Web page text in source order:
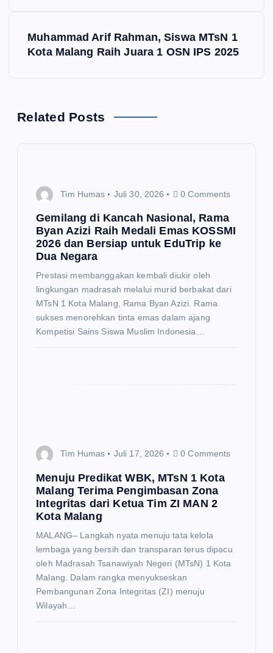
s
Muhammad Arif Rahman, Siswa MTsN 1
Kota Malang Raih Juara 1 OSN IPS 2025
Related Posts
Tim Humas Juli 30, 2026 0 Comments
Gemilang di Kancah Nasional, Rama
Byan Azizi Raih Medali Emas KOSSMI
2026 dan Bersiap untuk EduTrip ke
Dua Negara
Prestasi membanggakan kembali diukir oleh
lingkungan madrasah melalui murid berbakat dari
MTsN 1 Kota Malang, Rama Byan Azizi. Rama
sukses menorehkan tinta emas dalam ajang
Kompetisi Sains Siswa Muslim Indonesia…
Tim Humas Juli 17, 2026 0 Comments
Menuju Predikat WBK, MTsN 1 Kota
Malang Terima Pengimbasan Zona
Integritas dari Ketua Tim ZI MAN 2
Kota Malang
MALANG– Langkah nyata menuju tata kelola
lembaga yang bersih dan transparan terus dipacu
oleh Madrasah Tsanawiyah Negeri (MTsN) 1 Kota
Malang. Dalam rangka menyukseskan
Pembangunan Zona Integritas (ZI) menuju
Wilayah…